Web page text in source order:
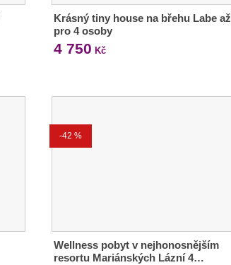
Krásný tiny house na břehu Labe až
pro 4 osoby
4 750 Kč
-42 %
Wellness pobyt v nejhonosnějším
resortu Mariánských Lázní 4…